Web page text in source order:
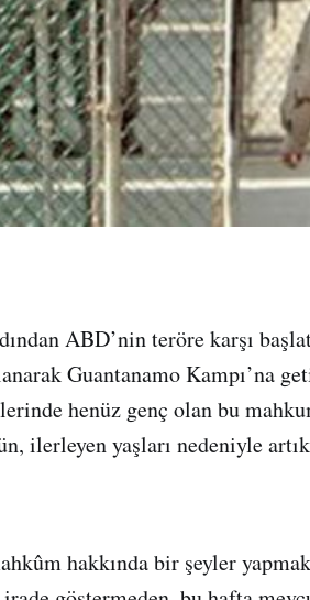
ABD’nin teröre karşı
Guantanamo Kampı’na
henüz genç olan bu
ilerleyen yaşları nedeniyle
hakkında bir şeyler